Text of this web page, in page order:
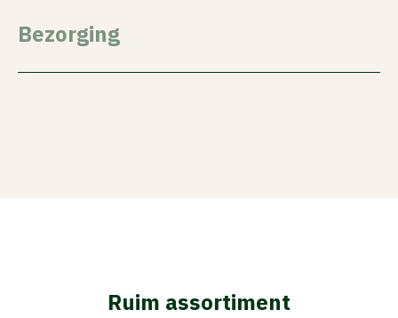
Bezorging
Ruim assortiment